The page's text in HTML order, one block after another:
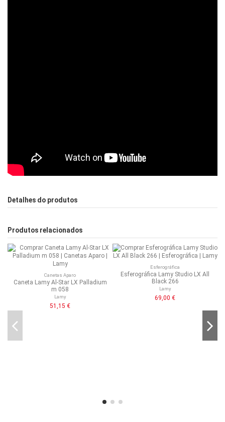
Detalhes do produtos
Produtos relacionados
Canetas Aparo
Caneta Lamy Al-Star LX Palladium
m 058
Lamy
51,15 €
Esferográfica
Esferográfica Lamy Studio LX All
Black 266
Lamy
69,00 €